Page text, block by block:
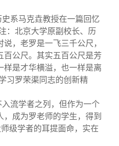
系马克垚教授在一篇回忆
：北京大学原副校长、历
，老罗是一飞三千公尺，
公尺。其实五百公尺是芳
样是才华横溢，也一样是离
学习罗荣渠同志的创新精
流学者之列，但作为一个
成为罗老师的学生，得到
级学者的耳提面命，实在